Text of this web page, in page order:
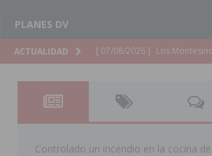
PLANES DV
ACTUALIDAD [ 07/08/2026 ] Orihuela
[ 07/08/2026 ]
Orihuela
Golf & Country Club
[ 07/08/2026 ] El
Controlado un incendio en la cocina de